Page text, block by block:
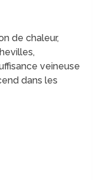
de chaleur,
veineuse
dans les